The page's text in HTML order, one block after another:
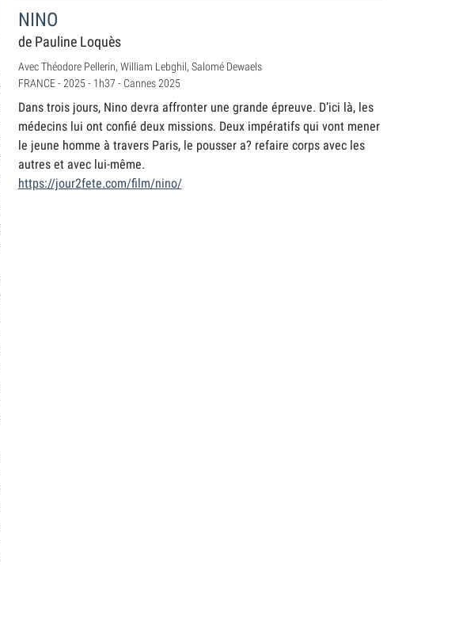
NINO
de Pauline Loquès
Avec Théodore Pellerin, William Lebghil, Salomé Dewaels
FRANCE - 2025 - 1h37 - Cannes 2025
Dans trois jours, Nino devra affronter une grande épreuve. D’ici là, les
médecins lui ont confié deux missions. Deux impératifs qui vont mener
le jeune homme à travers Paris, le pousser a? refaire corps avec les
autres et avec lui-même.
https://jour2fete.com/film/nino/